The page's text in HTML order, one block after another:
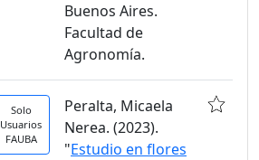
Buenos Aires.
Facultad de
Agronomía.
Solo
Usuarios
FAUBA
Peralta, Micaela
Nerea. (2023).
"Estudio en flores